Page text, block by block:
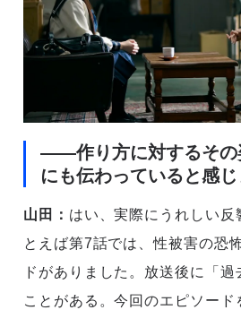
――作り方に対するその
にも伝わっていると感じ
山田： はい、実際にうれしい反
とえば第7話では、性被害の恐
ドがありました。放送後に「
ことがある。今回のエピソー